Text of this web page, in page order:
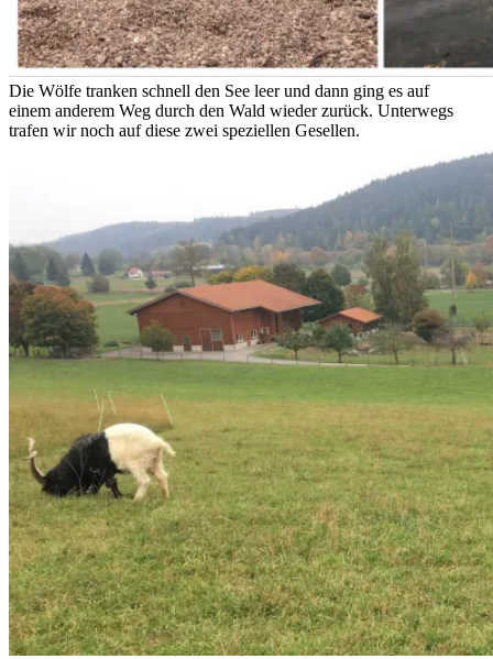
Die Wölfe tranken schnell den See leer und dann ging es auf
einem anderem Weg durch den Wald wieder zurück. Unterwegs
trafen wir noch auf diese zwei speziellen Gesellen.